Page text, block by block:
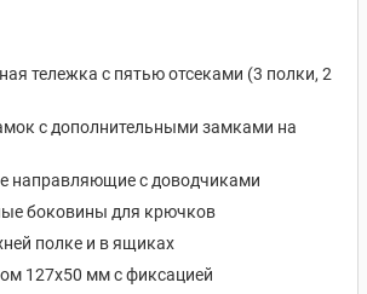
тележка с пятью отсеками (3 полки, 2
с дополнительными замками на
направляющие с доводчиками
боковины для крючков
полке и в ящиках
127х50 мм с фиксацией